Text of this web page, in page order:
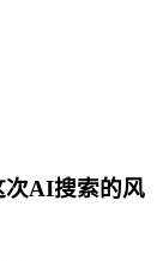
次AI搜索的风